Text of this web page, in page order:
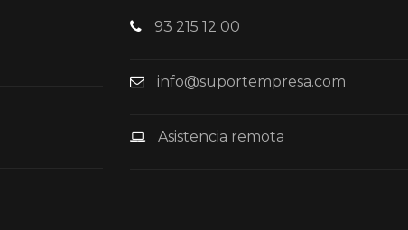
93 215 12 00
info@suportempresa.com
Asistencia remota